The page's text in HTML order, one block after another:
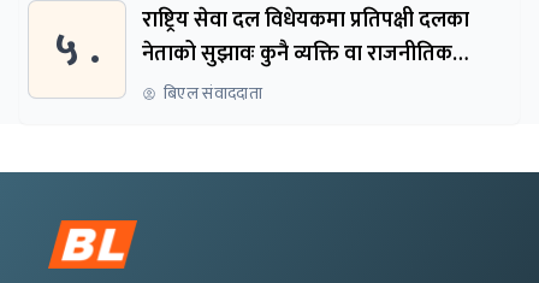
५ .
राष्ट्रिय सेवा दल विधेयकमा प्रतिपक्षी दलका
नेताको सुझावः कुनै व्यक्ति वा राजनीतिक
नेतृत्वबाट निर्देशित हुने संस्था नबनोस्
बिएल संवाददाता